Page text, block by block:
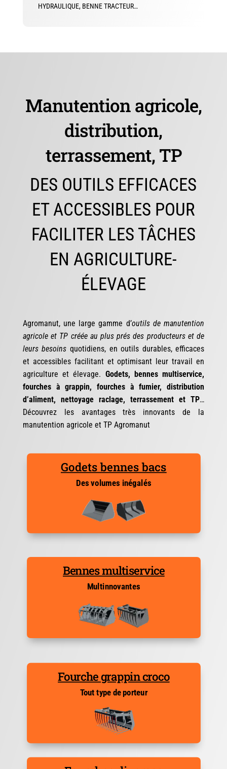
HYDRAULIQUE, BENNE TRACTEUR…
Manutention agricole,
distribution,
terrassement, TP
DES OUTILS EFFICACES
ET ACCESSIBLES POUR
FACILITER LES TÂCHES
EN AGRICULTURE-
ÉLEVAGE
Agromanut, une large gamme d’outils de manutention
agricole et TP créée au plus prés des producteurs et de
leurs besoins quotidiens, en outils durables, efficaces
et accessibles facilitant et optimisant leur travail en
agriculture et élevage. Godets, bennes multiservice,
fourches à grappin, fourches à fumier, distribution
d’aliment, nettoyage raclage, terrassement et TP…
Découvrez les avantages très innovants de la
manutention agricole et TP Agromanut
Godets bennes bacs
Des volumes inégalés
Bennes multiservice
Multinnovantes
Fourche grappin croco
Tout type de porteur